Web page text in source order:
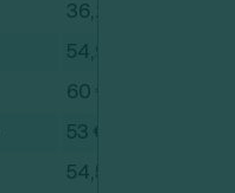
36,20 €
54,95 €
60 €
53 €
54,50 €